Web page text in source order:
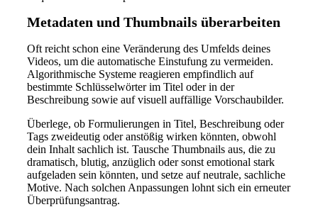
Metadaten und Thumbnails überarbeiten
Oft reicht schon eine Veränderung des Umfelds deines
Videos, um die automatische Einstufung zu vermeiden.
Algorithmische Systeme reagieren empfindlich auf
bestimmte Schlüsselwörter im Titel oder in der
Beschreibung sowie auf visuell auffällige Vorschaubilder.
Überlege, ob Formulierungen in Titel, Beschreibung oder
Tags zweideutig oder anstößig wirken könnten, obwohl
dein Inhalt sachlich ist. Tausche Thumbnails aus, die zu
dramatisch, blutig, anzüglich oder sonst emotional stark
aufgeladen sein könnten, und setze auf neutrale, sachliche
Motive. Nach solchen Anpassungen lohnt sich ein erneuter
Überprüfungsantrag.